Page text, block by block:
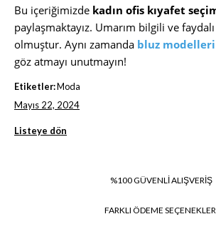
Bu içeriğimizde kadın ofis kıyafet
paylaşmaktayız. Umarım bilgili ve
olmuştur. Aynı zamanda bluz modelleri
göz atmayı unutmayın!
Etiketler:Moda
Mayıs 22, 2024
Listeye dön
%100 GÜVENLİ ALIŞVERİŞ
FARKLI ÖDEME